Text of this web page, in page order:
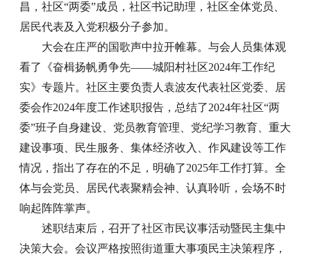
昌，社区“两委”成员 ，社区书记助理 ，社区全体党员、
居民代表及 入党积极分子参加。
大会在庄严的国歌声中拉开帷幕。与会人员集体观
看了《奋楫扬帆勇争先——城阳村社区2024年工作纪
实》专题片。社区主要负责人袁波友代表社区党委、居
委会作2024年度工作述职报告，总结了2024年社区“两
委”班子自身建设、党员教育管理、党纪学习教育、重大
建设事项、民生服务、集体经济收入、作风建设等工作
情况，指出了存在的不足，明确了2025年工作打算。全
体与会党员、居民代表聚精会神、认真聆听，会场不时
响起阵阵掌声。
述职结束后，召开了社区市民议事活动暨民主集中
决策大会。会议严格按照街道重大事项民主决策程序，